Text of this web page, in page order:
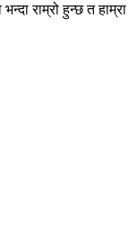
राम्रो हुन्छ त हाम्रा